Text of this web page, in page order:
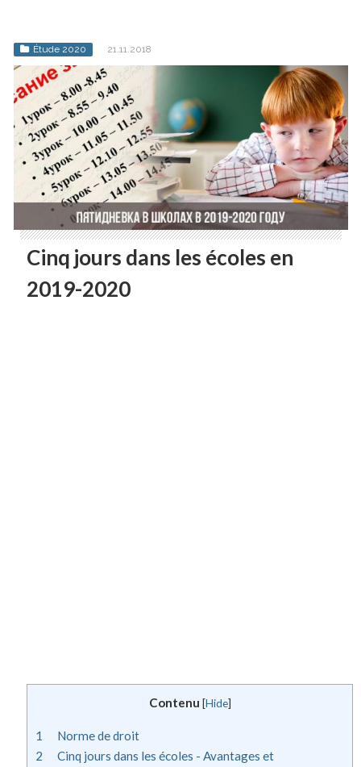
Étude 2020 21.11.2018
Cinq jours dans les écoles en
2019-2020
Contenu [Hide]
1
Norme de droit
2
Cinq jours dans les écoles - Avantages et